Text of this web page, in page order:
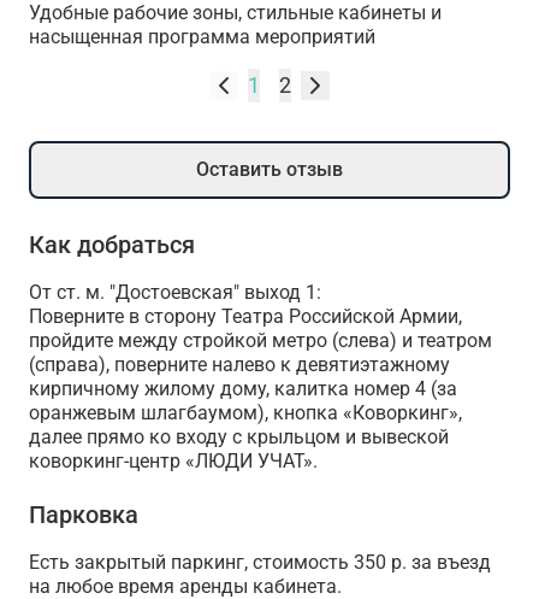
Удобные рабочие зоны, стильные кабинеты и
насыщенная программа мероприятий
1 2
Оставить отзыв
Как добраться
От ст. м. "Достоевская" выход 1:
Поверните в сторону Театра Российской Армии,
пройдите между стройкой метро (слева) и театром
(справа), поверните налево к девятиэтажному
кирпичному жилому дому, калитка номер 4 (за
оранжевым шлагбаумом), кнопка «Коворкинг»,
далее прямо ко входу с крыльцом и вывеской
коворкинг-центр «ЛЮДИ УЧАТ».
Парковка
Есть закрытый паркинг, стоимость 350 р. за въезд
на любое время аренды кабинета.